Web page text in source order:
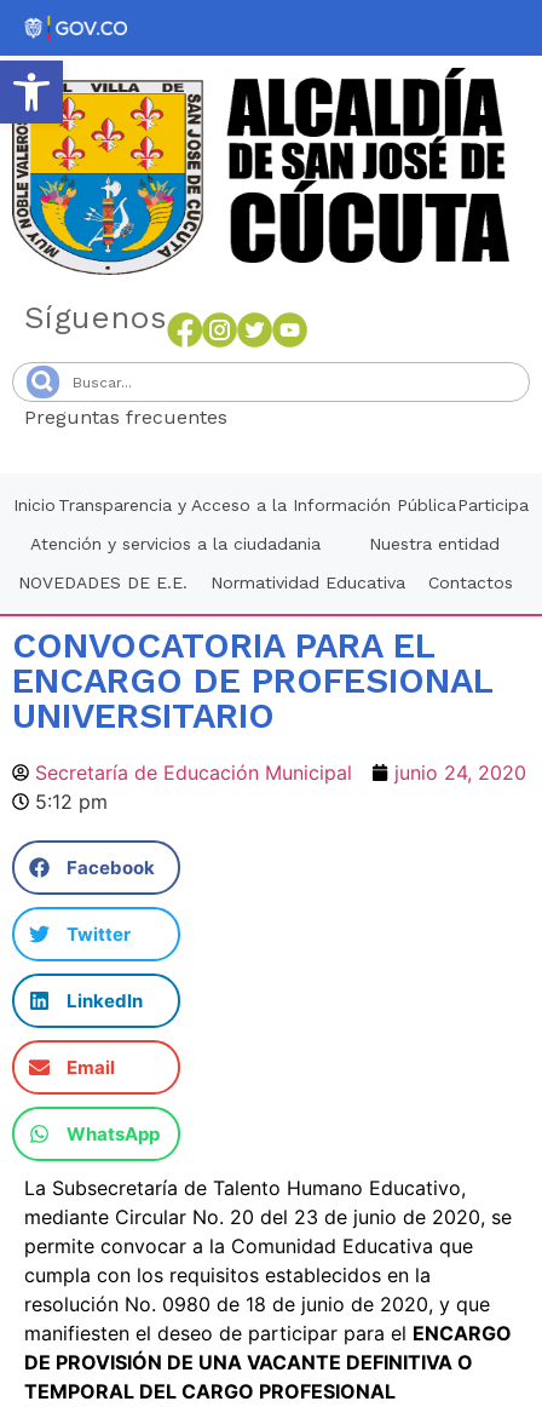
Abrir barra de herramientas
Síguenos
Preguntas frecuentes
Inicio Transparencia y Acceso a la Información PúblicaParticipa
Atención y servicios a la ciudadania
Nuestra entidad
NOVEDADES DE E.E.
Normatividad Educativa Contactos
CONVOCATORIA PARA EL
ENCARGO DE PROFESIONAL
UNIVERSITARIO
Secretaría de Educación Municipal
junio 24, 2020
5:12 pm
Facebook
Twitter
LinkedIn
Email
WhatsApp
La Subsecretaría de Talento Humano Educativo,
mediante Circular No. 20 del 23 de junio de 2020, se
permite convocar a la Comunidad Educativa que
cumpla con los requisitos establecidos en la
resolución No. 0980 de 18 de junio de 2020, y que
manifiesten el deseo de participar para el ENCARGO
DE PROVISIÓN DE UNA VACANTE DEFINITIVA O
TEMPORAL DEL CARGO PROFESIONAL